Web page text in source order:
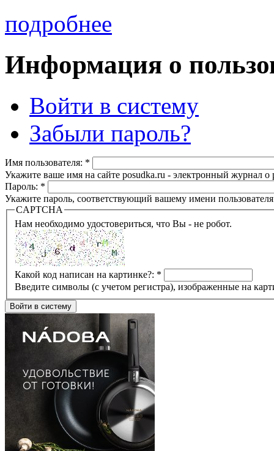
подробнее
Информация о
Войти в систему
Забыли пароль?
Имя пользователя: *
Укажите ваше имя на сайте posudka.ru - электронный журнал
Пароль: *
Укажите пароль, соответствующий вашему имени
CAPTCHA
Нам необходимо удостовериться, что Вы - не робот.
Какой код написан на картинке?: *
Введите символы (с учетом регистра), изображенные на